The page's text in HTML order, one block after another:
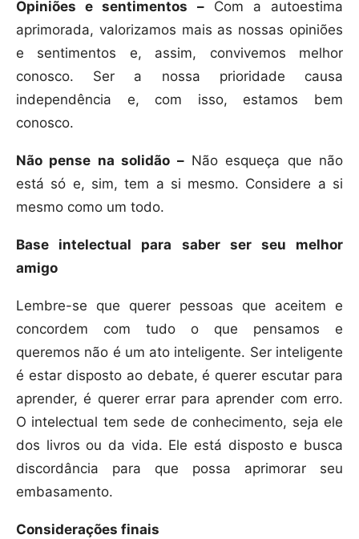
Opiniões e sentimentos –Com a autoestima
aprimorada, valorizamos mais as nossas opiniões
e sentimentos e, assim, convivemos melhor
conosco. Ser a nossa prioridade causa
independência e, com isso, estamos bem
conosco.
Não pense na solidão –Não esqueça que não
está só e, sim, tem a si mesmo. Considere a si
mesmo como um todo.
Base intelectual para saber ser seu melhor
amigo
Lembre-se que querer pessoas que aceitem e
concordem com tudo o que pensamos e
queremos não é um ato inteligente. Ser inteligente
é estar disposto ao debate, é querer escutar para
aprender, é querer errar para aprender com erro.
O intelectual tem sede de conhecimento, seja ele
dos livros ou da vida. Ele está disposto e busca
discordância para que possa aprimorar seu
embasamento.
Considerações finais